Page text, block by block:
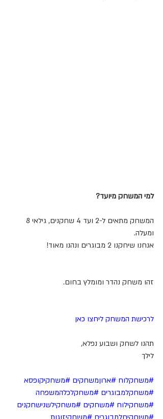
למי המשחק מיועד?
ומעלה.
אנחנו שיחקנו 2 מבוגרים ונהנו מאוד!
זהו משחק נהדר ומומלץ בחום.
לרכישת המשחק ליחצו כאן
תהנו לשחק ושבוע נפלא,
לילך
#משחקלוח #ארוןמשחקים #משחקיקופסא
#משחקלמבוגרים #משחקלכלהמשפחה
#משחקילוח #משחקים #משחקילשנישחקנים